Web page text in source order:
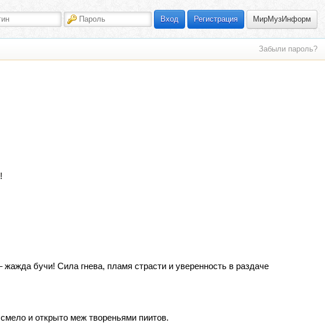
Вход Регистрация МирМузИнформ
Забыли пароль?
!
бучи! Сила гнева, пламя страсти и уверенность в раздаче
и открыто меж твореньями пиитов.